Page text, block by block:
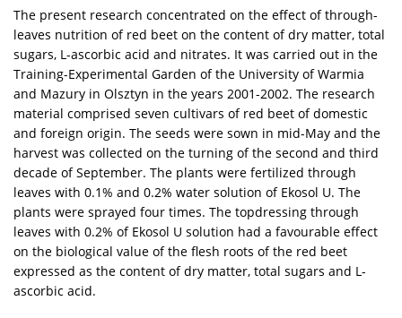
The present research concentrated on the effect of through-
leaves nutrition of red beet on the content of dry matter, total
sugars, L-ascorbic acid and nitrates. It was carried out in the
Training-Experimental Garden of the University of Warmia
and Mazury in Olsztyn in the years 2001-2002. The research
material comprised seven cultivars of red beet of domestic
and foreign origin. The seeds were sown in mid-May and the
harvest was collected on the turning of the second and third
decade of September. The plants were fertilized through
leaves with 0.1% and 0.2% water solution of Ekosol U. The
plants were sprayed four times. The topdressing through
leaves with 0.2% of Ekosol U solution had a favourable effect
on the biological value of the flesh roots of the red beet
expressed as the content of dry matter, total sugars and L-
ascorbic acid.